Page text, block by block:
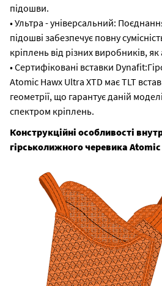
підошви.
• Ультра - універсальний:
підошві забезпечує повну
кріплень від різних виробників,
• Сертифіковані вставки
Atomic Hawx Ultra XTD має TLT
геометрії, що гарантує даній
спектром кріплень.
Конструкційні особливості
гірськолижного черевика